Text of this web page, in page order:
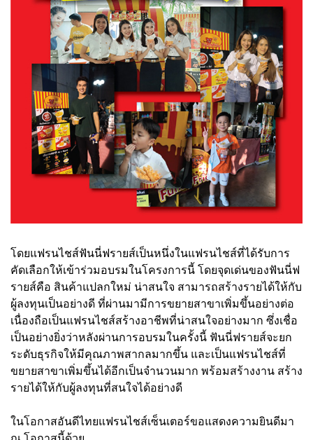
โดยแฟรนไชส์ฟันนี่ฟรายส์เป็นหนึ่งในแฟรนไชส์ที่ได้รับการ
คัดเลือกให้เข้าร่วมอบรมในโครงการนี้ โดยจุดเด่นของฟันนี่ฟ
รายส์คือ สินค้าแปลกใหม่ น่าสนใจ สามารถสร้างรายได้ให้กับ
ผู้ลงทุนเป็นอย่างดี ที่ผ่านมามีการขยายสาขาเพิ่มขึ้นอย่างต่อ
เนื่องถือเป็นแฟรนไชส์สร้างอาชีพที่น่าสนใจอย่างมาก ซึ่งเชื่อ
เป็นอย่างยิ่งว่าหลังผ่านการอบรมในครั้งนี้ ฟันนี่ฟรายส์จะยก
ระดับธุรกิจให้มีคุณภาพสากลมากขึ้น และเป็นแฟรนไชส์ที่
ขยายสาขาเพิ่มขึ้นได้อีกเป็นจำนวนมาก พร้อมสร้างงาน สร้าง
รายได้ให้กับผู้ลงทุนที่สนใจได้อย่างดี
ในโอกาสอันดีไทยแฟรนไชส์เซ็นเตอร์ขอแสดงความยินดีมา